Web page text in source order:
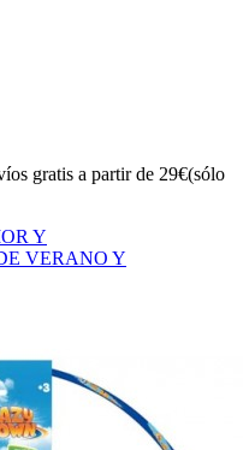
gratis a partir de 29€(sólo
Y
VERANO Y